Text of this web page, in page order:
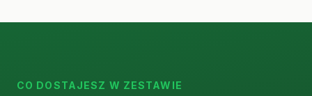
oryginalnym opakowaniu — zwracamy
CO DOSTAJESZ W ZESTAWIE